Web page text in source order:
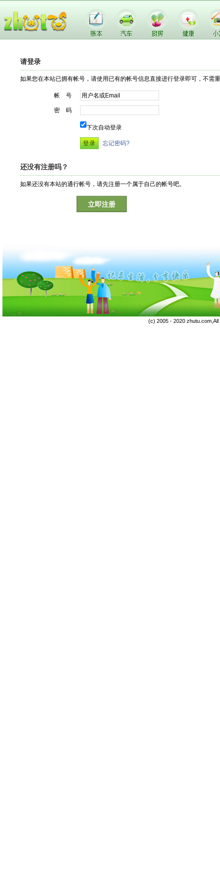
请登录
如果您在本站已拥有帐号，请使用已有的帐号信息直接进行登录即可，不需
帐 号
密 码
下次自动登录
忘记密码?
还没有注册吗？
如果还没有本站的通行帐号，请先注册一个属于自己的帐号吧。
立即注册
(c) 2005 - 2020